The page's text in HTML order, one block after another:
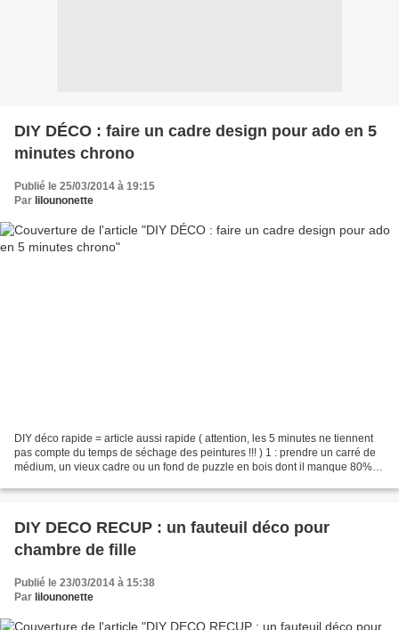
DIY DÉCO : faire un cadre design pour ado en 5
minutes chrono
Publié le 25/03/2014 à 19:15
Par lilounonette
DIY déco rapide = article aussi rapide ( attention, les 5 minutes ne tiennent
pas compte du temps de séchage des peintures !!! ) 1 : prendre un carré de
médium, un vieux cadre ou un fond de puzzle en bois dont il manque 80%
DIY DECO RECUP : un fauteuil déco pour
chambre de fille
Publié le 23/03/2014 à 15:38
Par lilounonette